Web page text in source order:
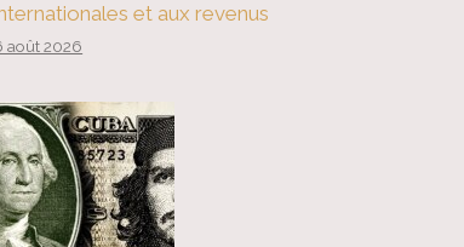
et aux revenus
août 2026